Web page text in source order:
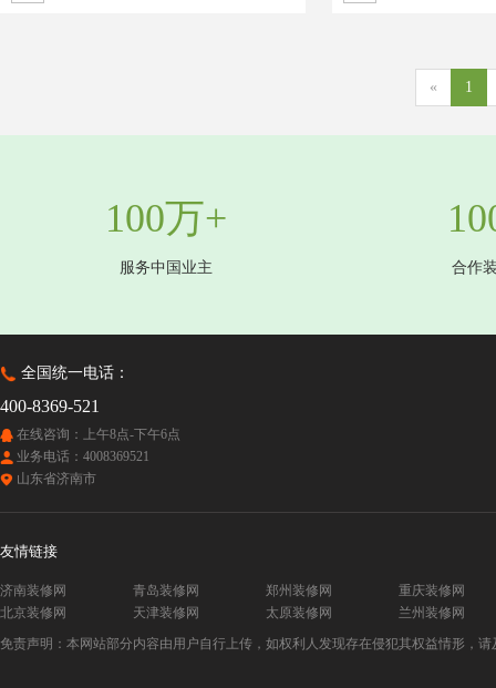
« 1
100万+
服务中国业主 合作
全国统一电话：
400-8369-521
在线咨询：上午8点-下午6点
业务电话：4008369521
山东省济南市
友情链接
济南装修网 青岛装修网 郑州装修网
重庆装修网
北京装修网
天津装修网 太原装修网
兰州装修网
免责声明：本网站部分内容由用户自行上传，如权利人发现存在侵犯其权益情形，